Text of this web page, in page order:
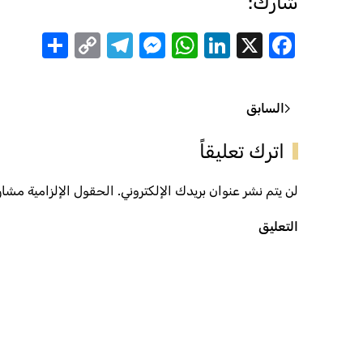
Facebook
X
LinkedIn
WhatsApp
Messenger
Telegram
Copy
السابق
اترك تعليقاً
لن يتم نشر عنوان بريدك الإلكتروني. الحقول الإلزامية مشار
التعليق